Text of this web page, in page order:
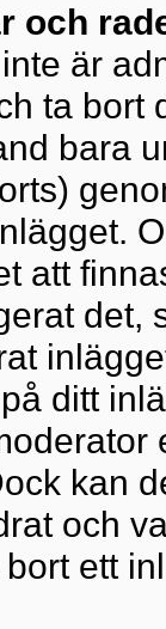
och
är
ta bort
bara
att
det,
ditt
kan
och
ett